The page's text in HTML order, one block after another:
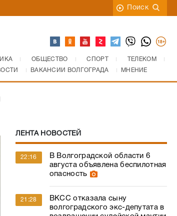
Поиск
ОБЩЕСТВО СПОРТ
ТЕЛЕКОМ
ВАКАНСИИ ВОЛГОГРАДА МНЕНИЕ
ЛЕНТА НОВОСТЕЙ
22:16
В Волгоградской области 6
августа объявлена беспилотная
опасность
21:28
ВКСС отказала сыну
волгоградского экс-депутата в